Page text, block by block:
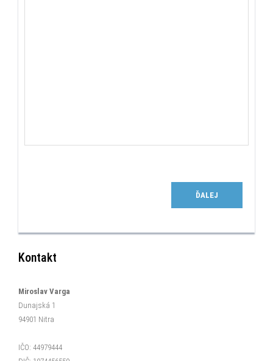
ĎALEJ
Kontakt
Miroslav Varga
Dunajská 1
94901 Nitra
IČO: 44979444